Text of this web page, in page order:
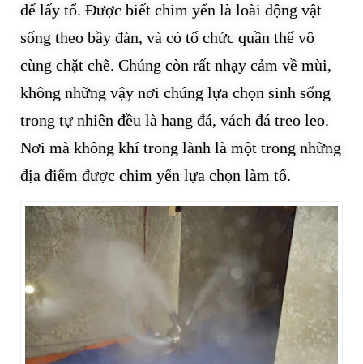
để lấy tổ. Được biết chim yến là loài động vật
sống theo bầy đàn, và có tổ chức quần thể vô
cùng chặt chẽ. Chúng còn rất nhạy cảm về mùi,
không những vậy nơi chúng lựa chọn sinh sống
trong tự nhiên đều là hang đá, vách đá treo leo.
Nơi mà không khí trong lành là một trong những
địa điểm được chim yến lựa chọn làm tổ.